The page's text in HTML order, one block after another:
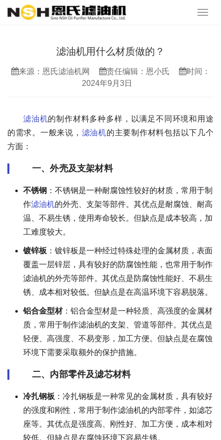
滤油机用什么材质做的？
来源：恩氏滤油机网 责任编辑：恩小氏
时间：
2024年9月3日
滤油机的制作材料多种多样，以满足不同环境和用途
的需求。一般来说， 滤油机的主要制作材料包括以下几个
方面：
一、外壳及支架材料
不锈钢 ：不锈钢是一种耐腐蚀性较好的材质，常用于制
作滤油机的外壳、支架等部件。其优点是耐腐蚀、耐高
温、不易生锈，使用寿命较长。但缺点是成本较高，加
工难度较大。
镀锌板 ：镀锌板是一种经过特殊处理的金属材质，表面
覆盖一层锌层，具有较好的防腐蚀性能，也常用于制作
滤油机的外壳等部件。其优点是防腐蚀性能好、不易生
锈、成本相对较低。但缺点是在高温环境下容易脱落。
铝合金型材：铝合金型材是一种轻质、高强度的金属材
质，常用于制作滤油机的支架、管道等部件。其优点是
轻便、高强度、不易变形，加工方便。但缺点是在腐蚀
环境下需要采取额外的保护措施。
二、内部零件及滤芯材料
冷扎钢板 ：冷扎钢板是一种常见的金属材质，具有较好
的强度和刚性，常用于制作滤油机的内部零件，如滤芯
座等。其优点是强度高、刚性好、加工方便，成本相对
较低。但缺点是在腐蚀环境下容易生锈。